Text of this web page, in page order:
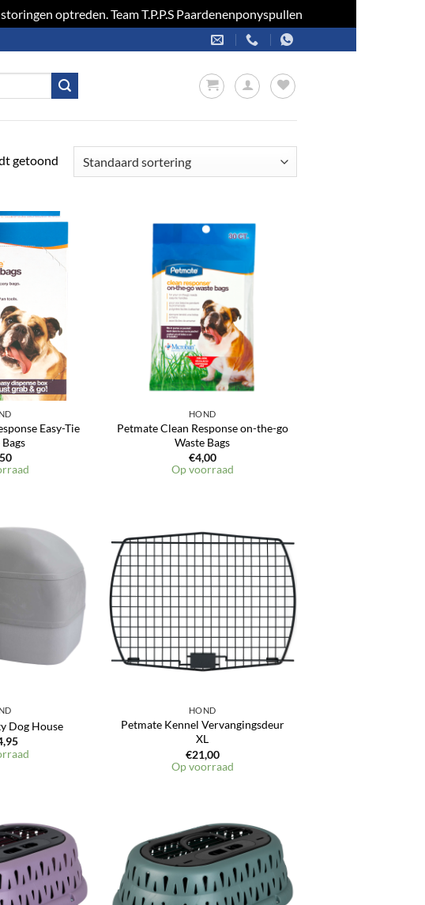
optreden. Team T.P.P.S Paardenenponyspullen
getoond
Toevoegen
aan
Easy-Tie
Toevoegen
verlanglijst
HOND
Petmate Clean Response on-the-go
Waste Bags
€4,00
Op voorraad
Toevoegen
Dog House
Toevoegen
aan
verlanglijst
HOND
Petmate Kennel Vervangingsdeur
XL
€21,00
Op voorraad
Toevoegen
aan
verlanglijst
Toevoegen
aan
verlanglijst